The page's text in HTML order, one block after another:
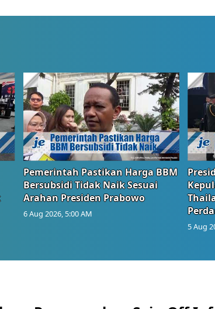
Pemerintah Pastikan Harga BBM
Bersubsidi Tidak Naik Sesuai
Arahan Presiden Prabowo
6 Aug 2026, 5:00 AM
5 Aug